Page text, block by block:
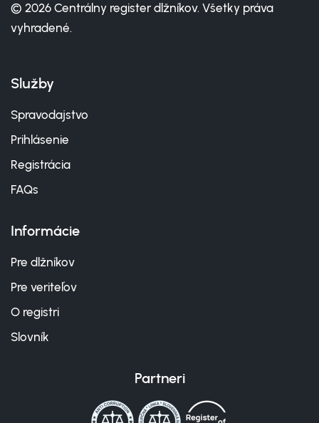
© 2026 Centrálny register dlžníkov. Všetky práva
vyhradené.
Služby
Spravodajstvo
Prihlásenie
Registrácia
FAQs
Informácie
Pre dlžníkov
Pre veriteľov
O registri
Slovník
Partneri